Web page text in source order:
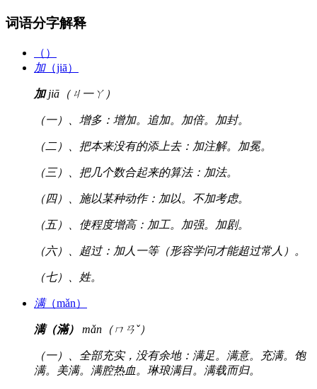
词语分字解释
（）
加（jiā）
加jiā（ㄐ一ㄚ）
（一）、增多：增加。追加。加倍。加封。
（二）、把本来没有的添上去：加注解。加冕。
（三）、把几个数合起来的算法：加法。
（四）、施以某种动作：加以。不加考虑。
（五）、使程度增高：加工。加强。加剧。
（六）、超过：加人一等（形容学问才能超过常人）。
（七）、姓。
满（mǎn）
满（滿） mǎn（ㄇㄢˇ）
（一）、全部充实，没有余地：满足。满意。充满。饱
满。美满。满腔热血。琳琅满目。满载而归。